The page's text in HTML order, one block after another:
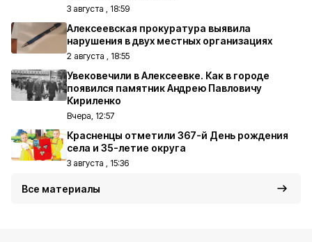
3 августа , 18:59
Алексеевская прокуратура выявила
нарушения в двух местных организациях
2 августа , 18:55
Увековечили в Алексеевке. Как в городе
появился памятник Андрею Павловичу
Кириленко
Вчера, 12:57
Красненцы отметили 367-й День рождения
села и 35-летие округа
3 августа , 15:36
Все материалы